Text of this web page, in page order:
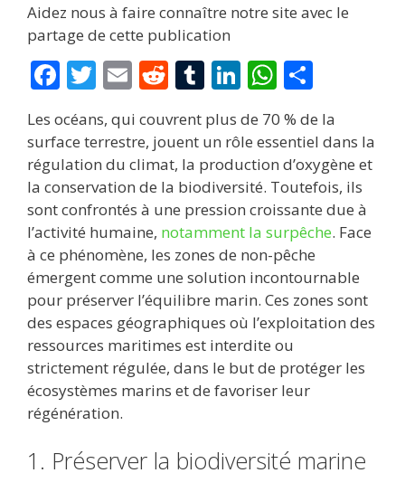
Aidez nous à faire connaître notre site avec le
partage de cette publication
F
ac
e
b
o
o
k
T
itt
er
E
m
ai
l
R
d
di
t
T
u
m
bl
r
Li
n
k
e
dI
n
W
h
at
s
A
p
p
ar
ta
g
er
Les océans, qui couvrent plus de 70 % de la
surface terrestre, jouent un rôle essentiel dans la
régulation du climat, la production d’oxygène et
la conservation de la biodiversité. Toutefois, ils
sont confrontés à une pression croissante due à
l’activité humaine, notamment la surpêche. Face
à ce phénomène, les zones de non-pêche
émergent comme une solution incontournable
pour préserver l’équilibre marin. Ces zones sont
des espaces géographiques où l’exploitation des
ressources maritimes est interdite ou
strictement régulée, dans le but de protéger les
écosystèmes marins et de favoriser leur
régénération.
1. Préserver la biodiversité marine